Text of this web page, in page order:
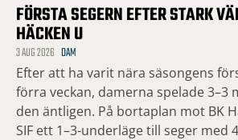
FÖRSTA SEGERN EFTER STARK
HÄCKEN U
3 AUG 2026 DAM
Efter att ha varit nära säsongens
förra veckan, damerna spelade 3–3
den äntligen. På bortaplan mot BK
SIF ett 1–3-underläge till seger med